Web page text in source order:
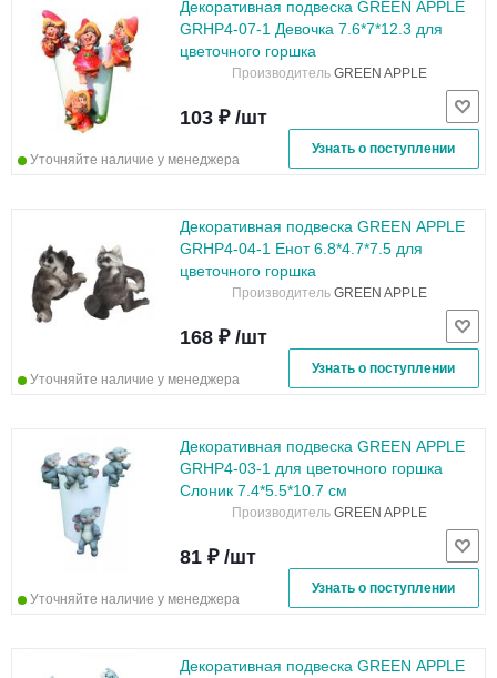
Декоративная подвеска GREEN APPLE
GRHP4-07-1 Девочка 7.6*7*12.3 для
цветочного горшка
Производитель GREEN APPLE
Уточняйте наличие у менеджера
103 ₽ /шт
Узнать о поступлении
Декоративная подвеска GREEN APPLE
GRHP4-04-1 Енот 6.8*4.7*7.5 для
цветочного горшка
Производитель GREEN APPLE
Уточняйте наличие у менеджера
168 ₽ /шт
Узнать о поступлении
Декоративная подвеска GREEN APPLE
GRHP4-03-1 для цветочного горшка
Слоник 7.4*5.5*10.7 см
Производитель GREEN APPLE
Уточняйте наличие у менеджера
81 ₽ /шт
Узнать о поступлении
Декоративная подвеска GREEN APPLE